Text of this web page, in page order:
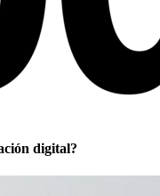
digital?